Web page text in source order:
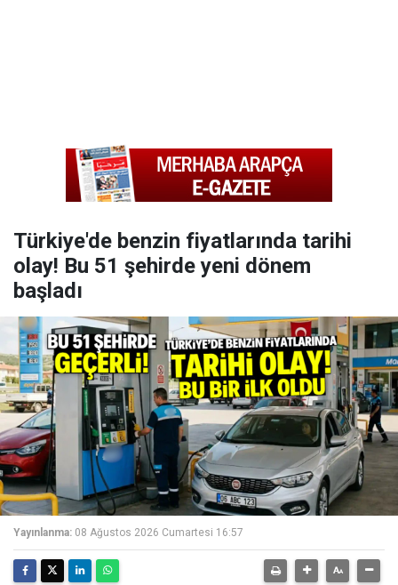
Türkiye'de benzin fiyatlarında tarihi
olay! Bu 51 şehirde yeni dönem
başladı
Yayınlanma: 08 Ağustos 2026 Cumartesi 16:57